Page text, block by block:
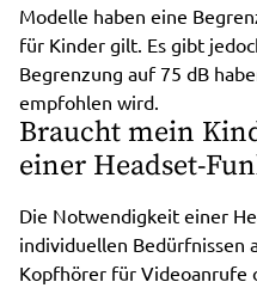
Modelle haben eine
für Kinder gilt. Es gibt
Begrenzung auf 75 dB
empfohlen wird.
Braucht mein
einer Headset-
Die Notwendigkeit einer
individuellen Bedürfnissen
Kopfhörer für Videoanrufe